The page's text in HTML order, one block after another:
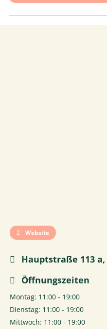
Website
Hauptstraße 113
Öffnungszeiten
Montag: 11:00 - 19:00
Dienstag: 11:00 - 19:00
Mittwoch: 11:00 - 19:00